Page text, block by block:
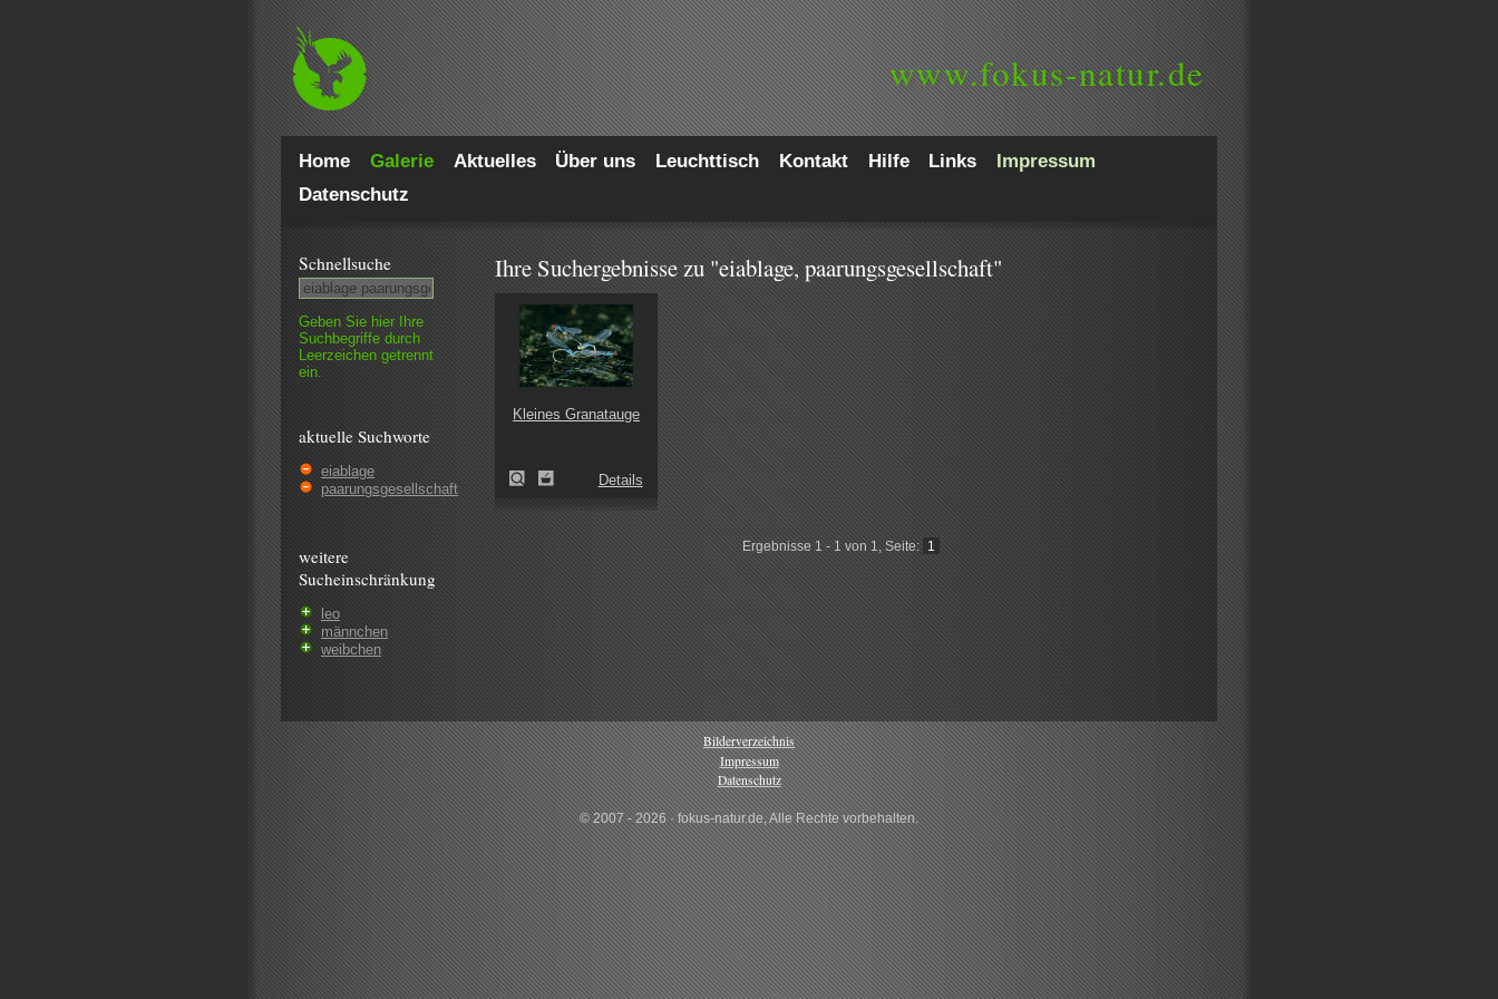
www.fokus-natur.de
Home Galerie Aktuelles Über uns Leuchttisch Kontakt Hilfe Links
Impressum
Datenschutz
Schnell­suche
Geben Sie hier Ihre
Such­begriffe durch
Leer­zeichen getrennt
ein.
aktuelle Suchworte
eiablage
paarungsgesellschaft
weitere
Sucheinschränkung
leo
männchen
weibchen
Ihre Suchergebnisse zu "eiablage, paarungsgesellschaft"
Kleines Granatauge
Details
Ergebnisse 1 - 1 von 1, Seite: 1
Bilderverzeichnis
Impressum
Datenschutz
© 2007 - 2026 · fokus-natur.de, Alle Rechte vorbehalten.